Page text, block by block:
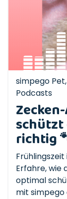
simpego Pet,
Podcasts
schützt
richtig
Erfahre, wie
optimal
mit simpego